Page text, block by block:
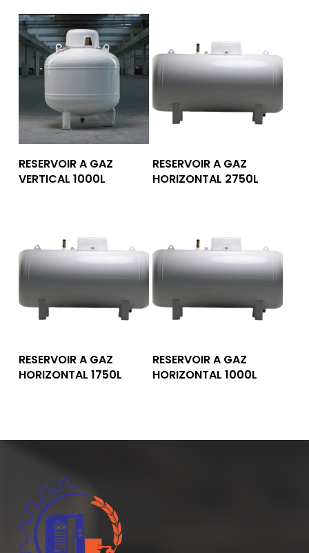
Lire La Suite
RESERVOIR A GAZ
VERTICAL 1000L
Lire La Suite
RESERVOIR A GAZ
HORIZONTAL 2750L
Lire La Suite
RESERVOIR A GAZ
HORIZONTAL 1750L
Lire La Suite
RESERVOIR A GAZ
HORIZONTAL 1000L